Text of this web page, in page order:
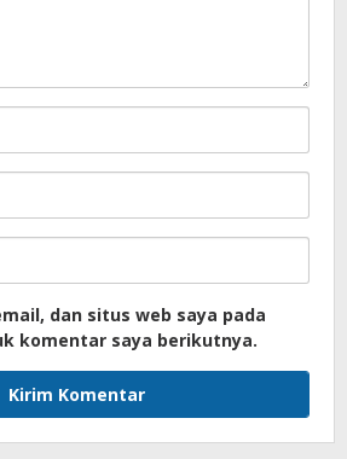
dan situs web saya pada
komentar saya berikutnya.